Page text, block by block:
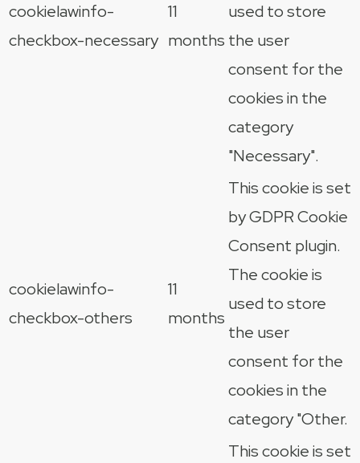
cookielawinfo-
checkbox-necessary
11
months
used to store
the user
consent for the
cookies in the
category
"Necessary".
cookielawinfo-
checkbox-others
11
months
This cookie is set
by GDPR Cookie
Consent plugin.
The cookie is
used to store
the user
consent for the
cookies in the
category "Other.
This cookie is set